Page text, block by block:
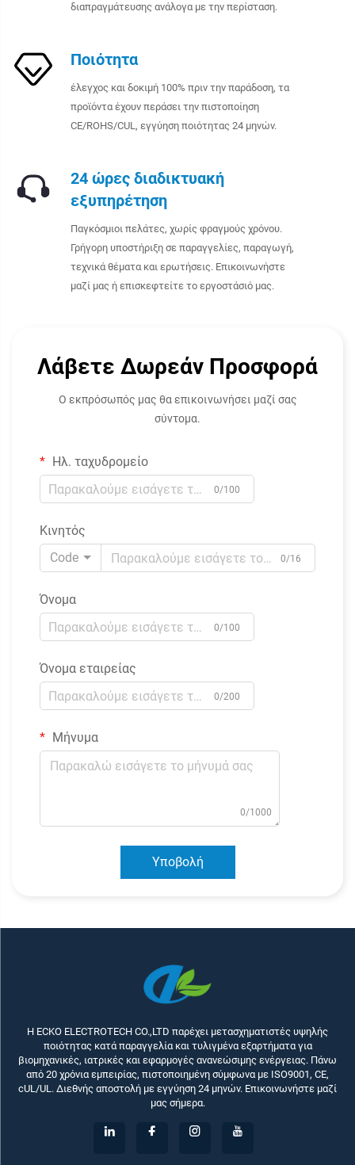
διαπραγμάτευσης ανάλογα με την περίσταση.
Ποιότητα
έλεγχος και δοκιμή 100% πριν την παράδοση, τα
προϊόντα έχουν περάσει την πιστοποίηση
CE/ROHS/CUL, εγγύηση ποιότητας 24 μηνών.
24 ώρες διαδικτυακή
εξυπηρέτηση
Παγκόσμιοι πελάτες, χωρίς φραγμούς χρόνου.
Γρήγορη υποστήριξη σε παραγγελίες, παραγωγή,
τεχνικά θέματα και ερωτήσεις. Επικοινωνήστε
μαζί μας ή επισκεφτείτε το εργοστάσιό μας.
Λάβετε Δωρεάν Προσφορά
Ο εκπρόσωπός μας θα επικοινωνήσει μαζί σας
σύντομα.
Ηλ. ταχυδρομείο
0/100
Κινητός
Code
0/16
Όνομα
0/100
Όνομα εταιρείας
0/200
Μήνυμα
0/1000
Υποβολή
Η ECKO ELECTROTECH CO.,LTD παρέχει μετασχηματιστές υψηλής
ποιότητας κατά παραγγελία και τυλιγμένα εξαρτήματα για
βιομηχανικές, ιατρικές και εφαρμογές ανανεώσιμης ενέργειας. Πάνω
από 20 χρόνια εμπειρίας, πιστοποιημένη σύμφωνα με ISO9001, CE,
cUL/UL. Διεθνής αποστολή με εγγύηση 24 μηνών. Επικοινωνήστε μαζί
μας σήμερα.